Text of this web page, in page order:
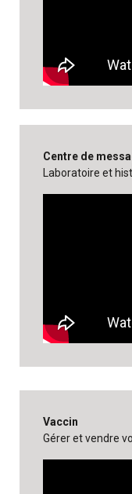
Centre de
Laboratoire et
Vaccin
Gérer et vendre